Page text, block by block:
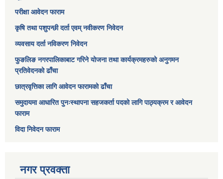
परीक्षा आवेदन फाराम
कृषि तथा पशुपन्छी दर्ता एवम् नवीकरण निवेदन
व्यवसाय दर्ता नविकरण निवेदन
फुङलिङ नगरपालिकाबाट गरिने योजना तथा कार्यक्रमहरुको अनुगमन
प्रतिवेदनको ढाँचा
छात्रवृत्तिका लागि आवेदन फारामको ढाँचा
समुदायमा आधारित पुनःस्थापना सहजकर्ता पदको लागि पाठ्यक्रम र आवेदन
फाराम
विदा निवेदन फाराम
नगर प्रवक्ता